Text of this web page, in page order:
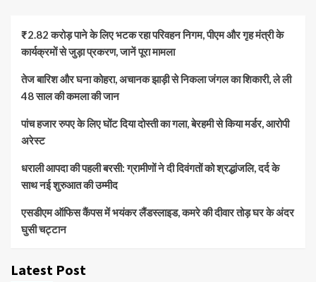
₹2.82 करोड़ पाने के लिए भटक रहा परिवहन निगम, पीएम और गृह मंत्री के
कार्यक्रमों से जुड़ा प्रकरण, जानें पूरा मामला
तेज बारिश और घना कोहरा, अचानक झाड़ी से निकला जंगल का शिकारी, ले ली
48 साल की कमला की जान
पांच हजार रुपए के लिए घोंट दिया दोस्ती का गला, बेरहमी से किया मर्डर, आरोपी
अरेस्ट
धराली आपदा की पहली बरसी: ग्रामीणों ने दी दिवंगतों को श्रद्धांजलि, दर्द के
साथ नई शुरुआत की उम्मीद
एसडीएम ऑफिस कैंपस में भयंकर लैंडस्लाइड, कमरे की दीवार तोड़ घर के अंदर
घुसी चट्टान
Latest Post